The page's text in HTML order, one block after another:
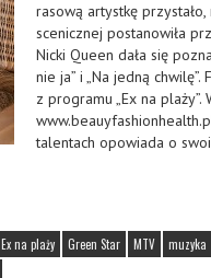
rasową artystkę
scenicznej postanowiła
Nicki Queen dała się
nie ja” i „Na jedną
z programu „Ex na
talentach opowiada o
Ex na plaży Green Star MTV muzyka